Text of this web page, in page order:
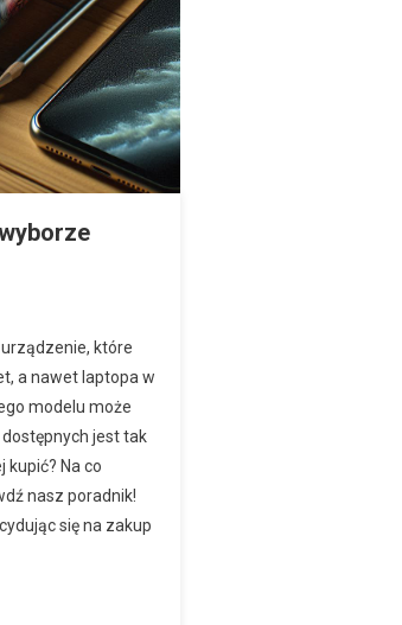
które
a nawet laptopa w
modelu może
jest tak
kupić? Na co
nasz poradnik!
się na zakup